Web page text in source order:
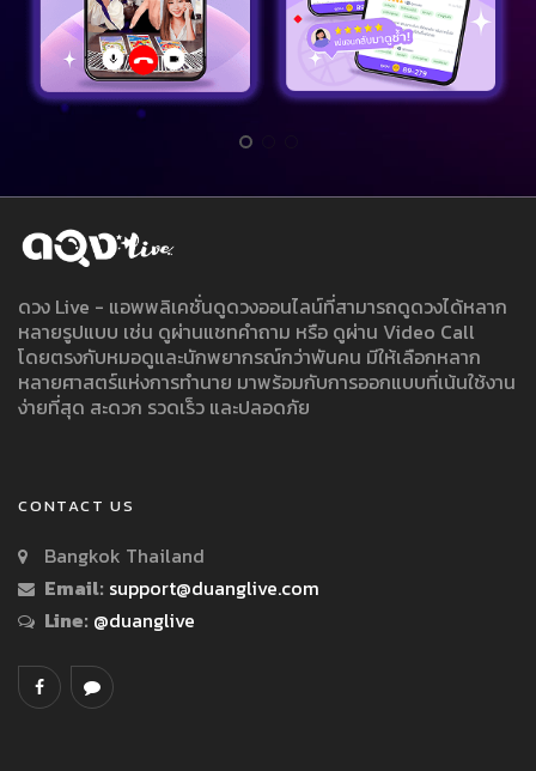
ดวง Live - แอพพลิเคชั่นดูดวงออนไลน์ที่สามารถดูดวงได้หลาก
หลายรูปแบบ เช่น ดูผ่านแชทคำถาม หรือ ดูผ่าน Video Call
โดยตรงกับหมอดูและนักพยากรณ์กว่าพันคน มีให้เลือกหลาก
หลายศาสตร์แห่งการทำนาย มาพร้อมกับการออกแบบที่เน้นใช้งาน
ง่ายที่สุด สะดวก รวดเร็ว และปลอดภัย
CONTACT US
Bangkok Thailand
Email: support@duanglive.com
Line: @duanglive